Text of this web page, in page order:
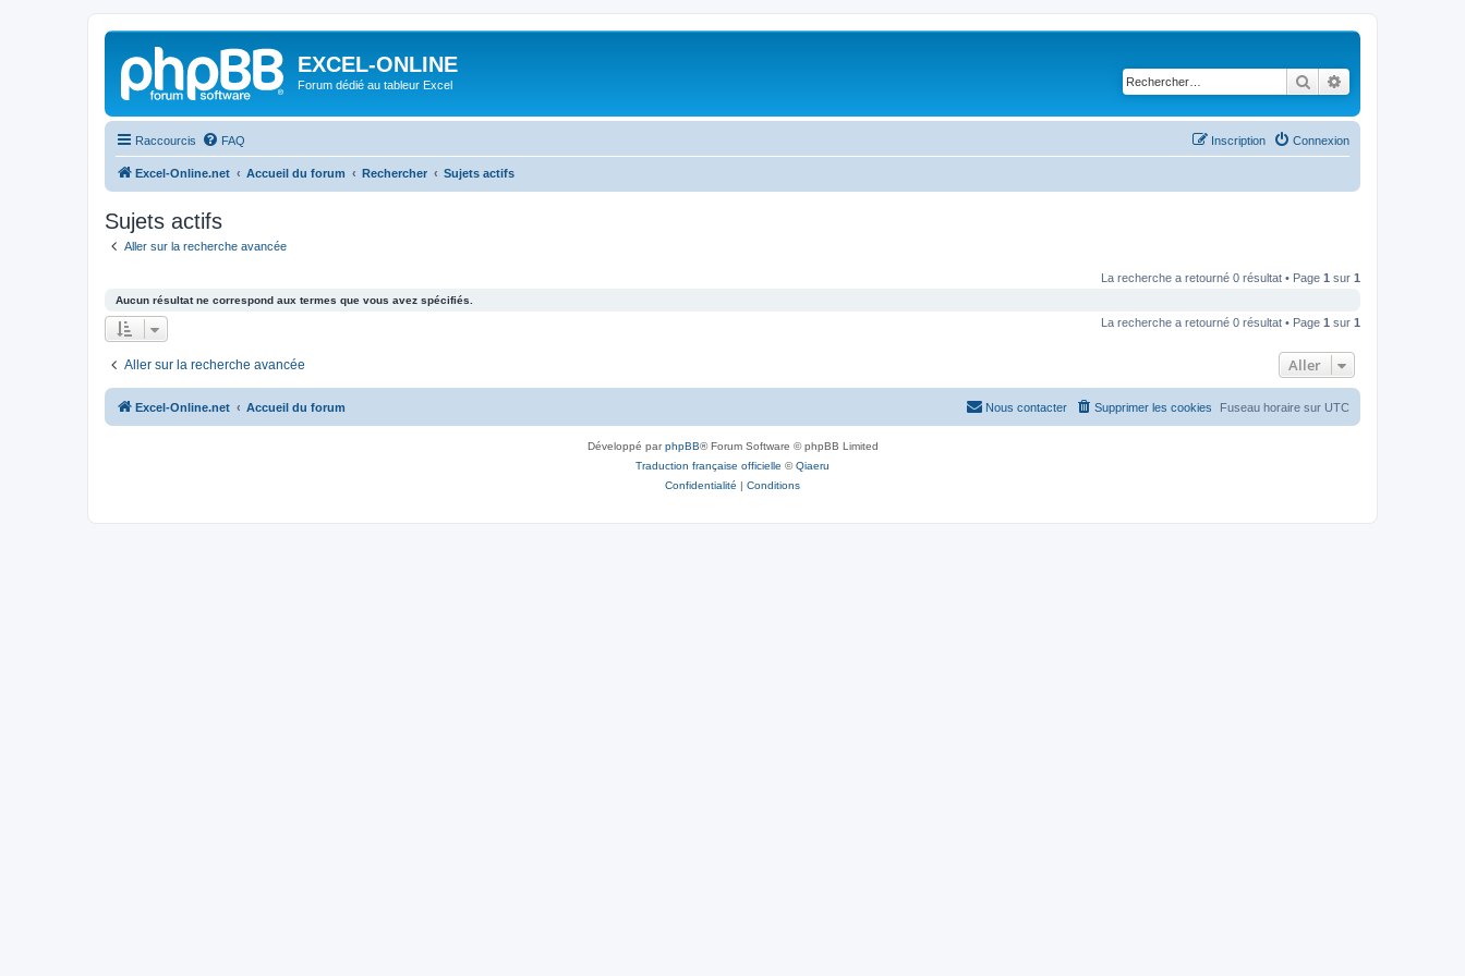
EXCEL-ONLINE
Forum dédié au tableur Excel Rechercher
Raccourcis FAQ Connexion
Inscription
Excel-Online.net Accueil du forum Rechercher Sujets actifs
Sujets actifs
Aller sur la recherche avancée
La recherche a retourné 0 résultat • Page 1 sur 1
Aucun résultat ne correspond aux termes que vous avez spécifiés.
La recherche a retourné 0 résultat • Page 1 sur 1
Aller sur la recherche avancée Aller
Excel-Online.net Accueil du forum Fuseau horaire sur UTC
Supprimer les cookies
Nous contacter
Développé parphpBB® Forum Software © phpBB Limited
Traduction française officielle ©Qiaeru
Confidentialité | Conditions